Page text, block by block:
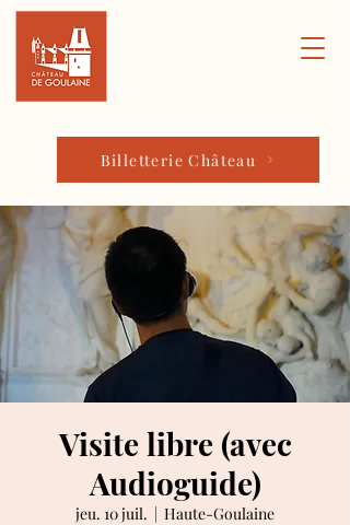
Billetterie Château
Visite libre (avec
Audioguide)
jeu. 10 juil.
  |
Haute-Goulaine